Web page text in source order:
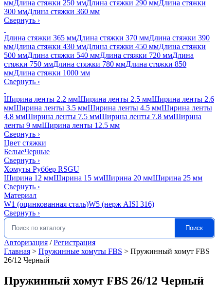
ммДлина стяжки 250 ммДлина стяжки 290 ммДлина стяжки
300 ммДлина стяжки 360 мм
Свернуть ›
Длина стяжки 365 ммДлина стяжки 370 ммДлина стяжки 390
ммДлина стяжки 430 ммДлина стяжки 450 ммДлина стяжки
500 ммДлина стяжки 540 ммДлина стяжки 720 ммДлина
стяжки 750 ммДлина стяжки 780 ммДлина стяжки 850
ммДлина стяжки 1000 мм
Свернуть ›
Ширина ленты 2.2 ммШирина ленты 2.5 ммШирина ленты 2.6
ммШирина ленты 3.5 ммШирина ленты 4.5 ммШирина ленты
4.8 ммШирина ленты 7.5 ммШирина ленты 7.8 ммШирина
ленты 9 ммШирина ленты 12.5 мм
Свернуть ›
Цвет стяжки
БелыеЧерные
Свернуть ›
Хомуты Руббер RSGU
Ширина 12 ммШирина 15 ммШирина 20 ммШирина 25 мм
Свернуть ›
Материал
W1 (оцинкованная сталь)W5 (нерж AISI 316)
Свернуть ›
Искать: Поиск
Авторизация /Регистрация
Главная > Пружинные хомуты FBS > Пружинный хомут FBS
26/12 Черный
Пружинный хомут FBS 26/12 Черный